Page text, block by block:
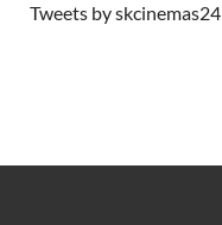
Tweets by skcinemas24